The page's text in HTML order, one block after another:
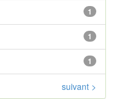
1
1
1
suivant >